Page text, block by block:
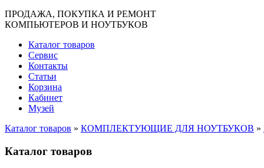
ПРОДАЖА, ПОКУПКА И РЕМОНТ
КОМПЬЮТЕРОВ И НОУТБУКОВ
Каталог товаров
Сервис
Контакты
Статьи
Корзина
Кабинет
Музей
Каталог товаров » КОМПЛЕКТУЮЩИЕ ДЛЯ НОУТБУКОВ »
Каталог товаров